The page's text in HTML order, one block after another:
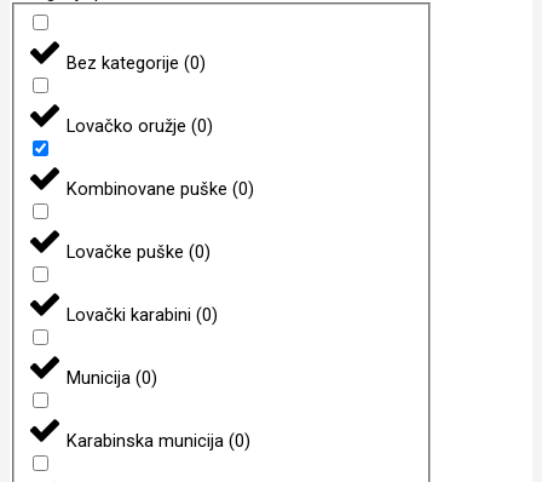
Bez kategorije (0)
Lovačko oružje (0)
Kombinovane puške (0)
Lovačke puške (0)
Lovački karabini (0)
Municija (0)
Karabinska municija (0)